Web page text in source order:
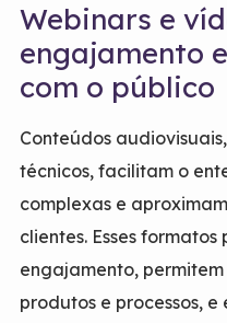
Webinars e
engajamento
com o público
Conteúdos
técnicos, facilitam o
complexas e
clientes. Esses
engajamento,
produtos e processos,